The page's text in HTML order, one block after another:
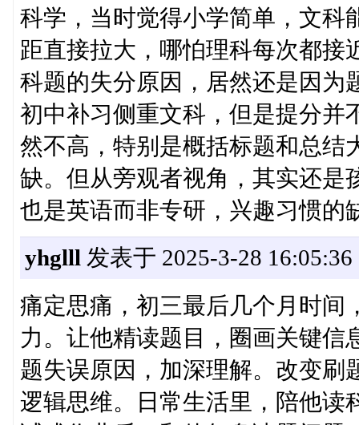
科学，当时觉得小学简单，文科
距直接拉大，哪怕理科每次都接
科题的失分原因，居然还是因为
初中补习侧重文科，但是提分并
然不高，特别是概括标题和总结
缺。但从旁观者视角，其实还是
也是英语而非专研，兴趣习惯的
yhglll 发表于 2025-3-28 16:05:36
痛定思痛，初三最后几个月时间
力。让他精读题目，圈画关键信
题失误原因，加深理解。改变刷
逻辑思维。日常生活里，陪他读